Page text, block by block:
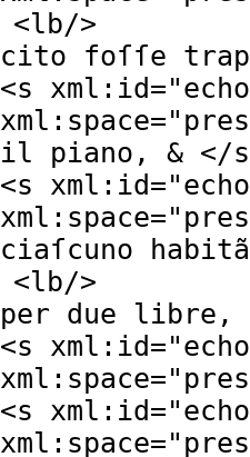
<lb/>
cito foſſe
<s xml:id="
xml:space="
il piano, & </s
<s xml:id="
xml:space="
ciaſcuno
<lb/>
per due libre,
<s xml:id="
xml:space="
<s xml:id="
xml:space="